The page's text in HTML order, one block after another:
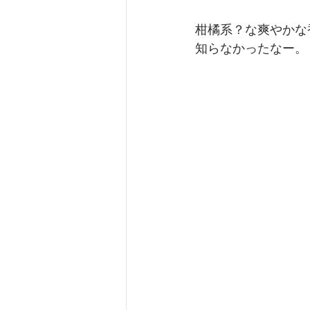
柑橘系？な爽やか
知らなかったなー。